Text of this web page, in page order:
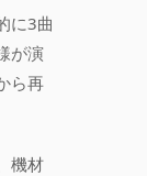
に3曲
が演
ら再
機材